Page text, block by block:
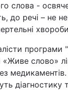
слова -
до речі – не
програми
«Живе слово»
діагностику